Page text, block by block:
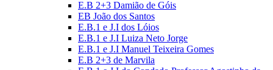
E.B 2+3 Damião de Góis
EB João dos Santos
E.B.1 e J.I dos Lóios
E.B.1 e J.I Luiza Neto Jorge
E.B.1 e J.I Manuel Teixeira Gomes
E.B 2+3 de Marvila